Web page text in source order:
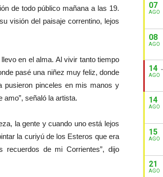
de todo público mañana a las 19.
visión del paisaje correntino, lejos
en el alma. Al vivir tanto tiempo
pasé una niñez muy feliz, donde
pusieron pinceles en mis manos y
señaló la artista.
la gente y cuando uno está lejos
la curiyú de los Esteros que era
de mi Corrientes”, dijo
07
AGO
08
AGO
14
AGO
14
AGO
15
AGO
21
AGO